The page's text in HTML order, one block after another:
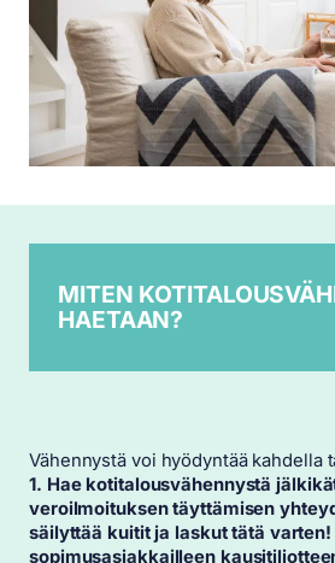
MITEN
HAETAAN?
Vähennystä voi hyödyntää kahdella
1. Hae kotitalousvähennystä
veroilmoituksen täyttämisen
säilyttää kuitit ja laskut tätä varten!
sopimusasiakkailleen